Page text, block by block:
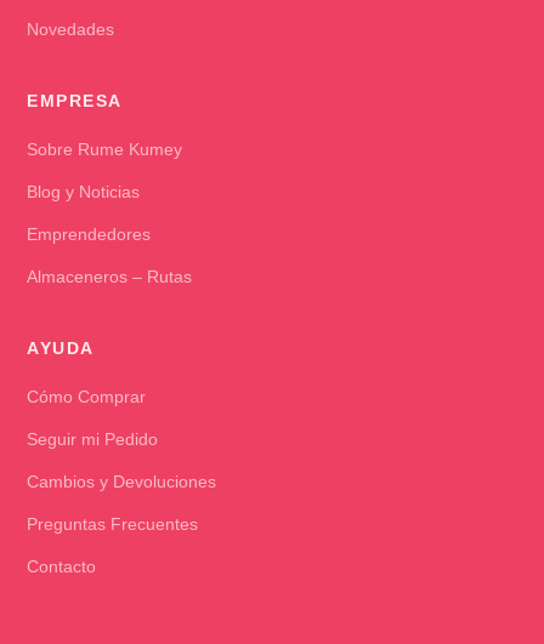
Novedades
EMPRESA
Sobre Rume Kumey
Blog y Noticias
Emprendedores
Almaceneros – Rutas
AYUDA
Cómo Comprar
Seguir mi Pedido
Cambios y Devoluciones
Preguntas Frecuentes
Contacto